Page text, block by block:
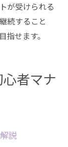
が受けられる
続すること
せます。
者マナ
説